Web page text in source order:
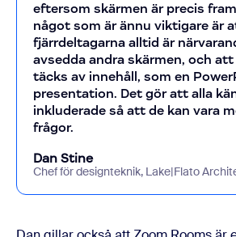
eftersom skärmen är precis
något som är ännu viktigare är
fjärrdeltagarna alltid är
avsedda andra skärmen, och
täcks av innehåll, som en
presentation. Det gör att alla
inkluderade så att de kan vara
frågor.
Dan Stine
Chef för designteknik, Lake|Flato